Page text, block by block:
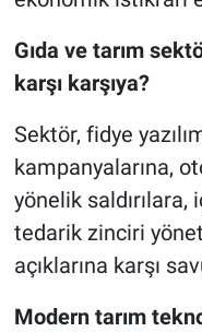
Gıda ve tarım
karşı karşıya?
Sektör, fidye
kampanyalarına,
yönelik
tedarik zinciri
açıklarına karşı
Modern tarım